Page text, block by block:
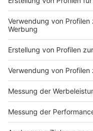
Impressum
Nutzungsbedingungen